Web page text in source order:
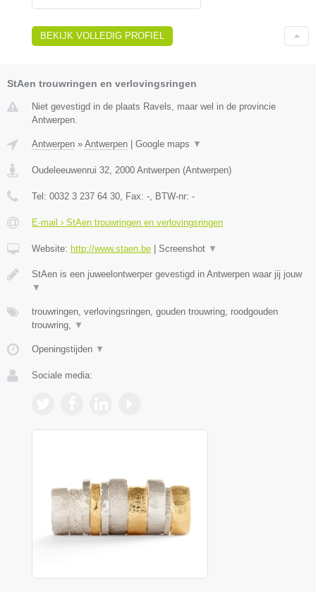
BEKIJK VOLLEDIG PROFIEL
StAen trouwringen en verlovingsringen
Niet gevestigd in de plaats Ravels, maar wel in de provincie
Antwerpen.
Antwerpen » Antwerpen Google maps ▼
Oudeleeuwenrui 32, 2000 Antwerpen (Antwerpen)
Tel: 0032 3 237 64 30, Fax: -, BTW-nr: -
E-mail › StAen trouwringen en verlovingsringen
Website: http://www.staen.be Screenshot ▼
StAen is een juweelontwerper gevestigd in Antwerpen waar jij jouw
▼
trouwringen, verlovingsringen, gouden trouwring, roodgouden
trouwring, ▼
Openingstijden ▼
Sociale media: